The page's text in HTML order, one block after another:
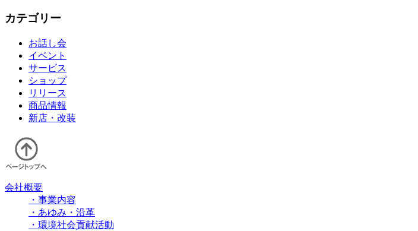
カテゴリー
お話し会
イベント
サービス
ショップ
リリース
商品情報
新店・改装
会社概要
・事業内容
・あゆみ・沿革
・環境社会貢献活動